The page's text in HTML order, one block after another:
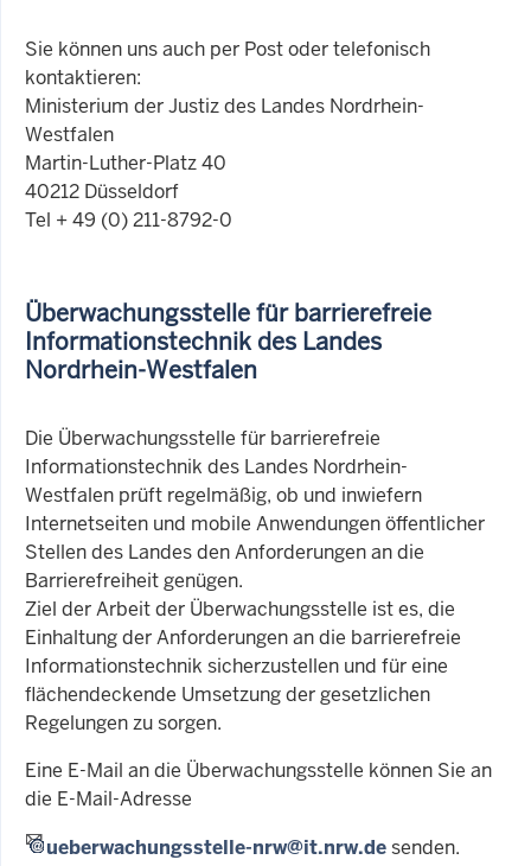
Sie können uns auch per Post oder telefonisch
kontaktieren:
Ministerium der Justiz des Landes Nordrhein-
Westfalen
Martin-Luther-Platz 40
40212 Düsseldorf
Tel + 49 (0) 211-8792-0
Überwachungsstelle für barrierefreie
Informationstechnik des Landes
Nordrhein-Westfalen
Die Überwachungsstelle für barrierefreie
Informationstechnik des Landes Nordrhein-
Westfalen prüft regelmäßig, ob und inwiefern
Internetseiten und mobile Anwendungen öffentlicher
Stellen des Landes den Anforderungen an die
Barrierefreiheit genügen.
Ziel der Arbeit der Überwachungsstelle ist es, die
Einhaltung der Anforderungen an die barrierefreie
Informationstechnik sicherzustellen und für eine
flächendeckende Umsetzung der gesetzlichen
Regelungen zu sorgen.
Eine E-Mail an die Überwachungsstelle können Sie an
die E-Mail-Adresse
ueberwachungsstelle-nrw@it.nrw.desenden.